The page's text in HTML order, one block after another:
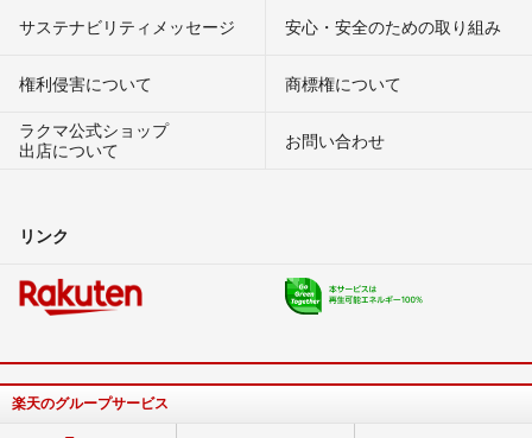
サステナビリティメッセージ 安心・安全のための取り組み
権利侵害について
商標権について
ラクマ公式ショップ
出店について
お問い合わせ
リンク
楽天のグループサービス